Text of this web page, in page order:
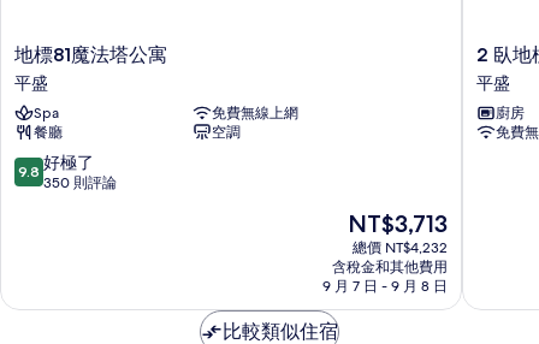
有
相
片
情
地
標
81
魔
法
塔
公
地標81魔法塔公寓
平盛
Spa
免費無線上網
餐廳
空調
9.8
分，
極
9.8 好極了
350 則評論
現
在
價
格
為
NT$3,713
總價 NT$4,232
含稅金和其他費用
9 月 7 日 - 9 月 8 日
2
臥
地
標
81
2 臥地
平盛
廚房
免費
比較類似住宿